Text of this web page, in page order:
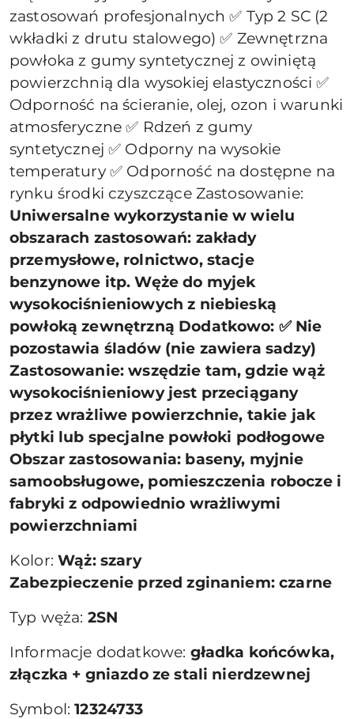
zastosowań profesjonalnych ✅ Typ 2 SC (2
wkładki z drutu stalowego) ✅ Zewnętrzna
powłoka z gumy syntetycznej z owiniętą
powierzchnią dla wysokiej elastyczności ✅
Odporność na ścieranie, olej, ozon i warunki
atmosferyczne ✅ Rdzeń z gumy
syntetycznej ✅ Odporny na wysokie
temperatury ✅ Odporność na dostępne na
rynku środki czyszczące Zastosowanie:
Uniwersalne wykorzystanie w wielu
obszarach zastosowań: zakłady
przemysłowe, rolnictwo, stacje
benzynowe itp. Węże do myjek
wysokociśnieniowych z niebieską
powłoką zewnętrzną Dodatkowo: ✅ Nie
pozostawia śladów (nie zawiera sadzy)
Zastosowanie: wszędzie tam, gdzie wąż
wysokociśnieniowy jest przeciągany
przez wrażliwe powierzchnie, takie jak
płytki lub specjalne powłoki podłogowe
Obszar zastosowania: baseny, myjnie
samoobsługowe, pomieszczenia robocze i
fabryki z odpowiednio wrażliwymi
powierzchniami
Kolor:Wąż: szary
Zabezpieczenie przed zginaniem: czarne
Typ węża: 2SN
Informacje dodatkowe: gładka końcówka,
złączka + gniazdo ze stali nierdzewnej
Symbol:12324733